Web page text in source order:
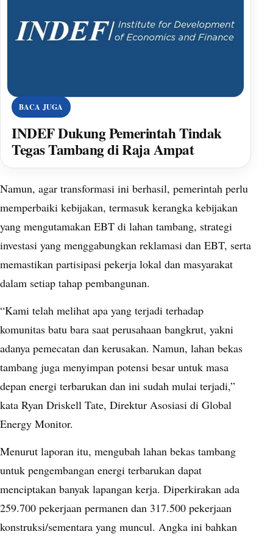
BACA JUGA
INDEF Dukung Pemerintah Tindak
Tegas Tambang di Raja Ampat
Namun, agar transformasi ini berhasil, pemerintah perlu
memperbaiki kebijakan, termasuk kerangka kebijakan
yang mengutamakan EBT di lahan tambang, strategi
investasi yang menggabungkan reklamasi dan EBT, serta
memastikan partisipasi pekerja lokal dan masyarakat
dalam setiap tahap pembangunan.
“Kami telah melihat apa yang terjadi terhadap
komunitas batu bara saat perusahaan bangkrut, yakni
adanya pemecatan dan kerusakan. Namun, lahan bekas
tambang juga menyimpan potensi besar untuk masa
depan energi terbarukan dan ini sudah mulai terjadi,”
kata Ryan Driskell Tate, Direktur Asosiasi di Global
Energy Monitor.
Menurut laporan itu, mengubah lahan bekas tambang
untuk pengembangan energi terbarukan dapat
menciptakan banyak lapangan kerja. Diperkirakan ada
259.700 pekerjaan permanen dan 317.500 pekerjaan
konstruksi/sementara yang muncul. Angka ini bahkan